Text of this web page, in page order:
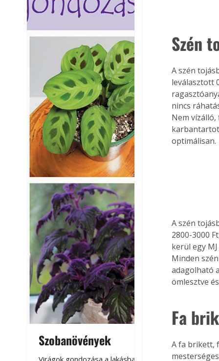
Szobanövények
Virágoskert:
teraszon,
Szén
A szén
leválasztott
nincs
Nem
optimálisan.
A szén
2800-3000
kerül egy
Minden
adagolható
ömlesztve
Fa
A fa brikett,